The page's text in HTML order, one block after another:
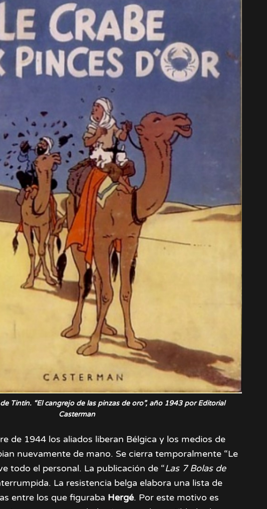
Tintín. “El cangrejo de las pinzas de oro”, año 1943 por Editorial
Casterman
de 1944 los aliados liberan Bélgica y los medios de
nuevamente de mano. Se cierra temporalmente “Le
todo el personal. La publicación de “Las 7 Bolas de
La resistencia belga elabora una lista de
entre los que figuraba Hergé. Por este motivo es